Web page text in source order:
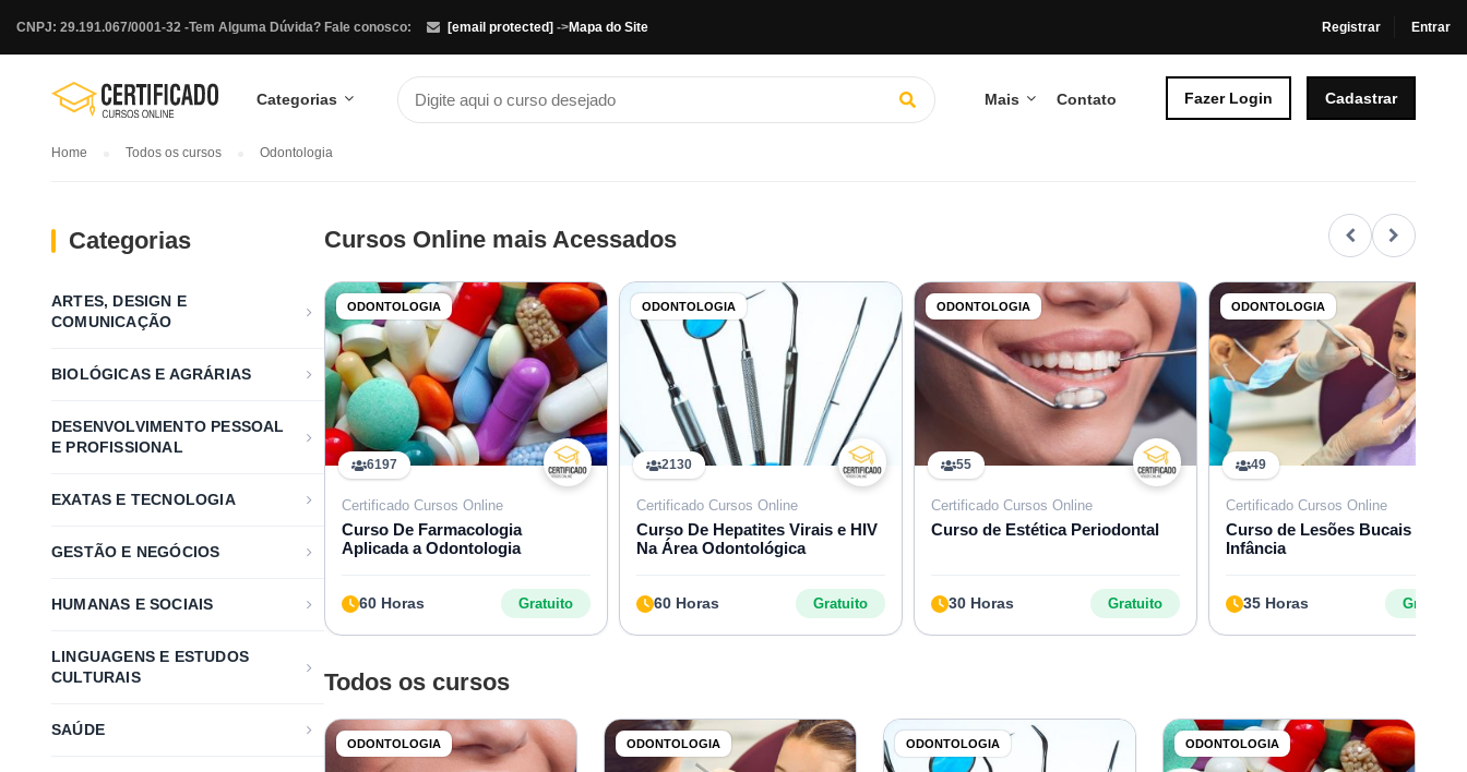
Tem Alguma Dúvida? Fale conosco: [email protected]
CNPJ: 29.191.067/0001-32 - ->Mapa do Site Registrar Entrar
Categorias Mais Contato Fazer Login Cadastrar
Home Todos os cursos Odontologia
Categorias
ARTES, DESIGN E
COMUNICAÇÃO
BIOLÓGICAS E AGRÁRIAS
DESENVOLVIMENTO PESSOAL
E PROFISSIONAL
EXATAS E TECNOLOGIA
GESTÃO E NEGÓCIOS
HUMANAS E SOCIAIS
LINGUAGENS E ESTUDOS
CULTURAIS
SAÚDE
Cursos Online mais Acessados
ODONTOLOGIA
6197
Certificado Cursos Online
Curso De Farmacologia
Aplicada a Odontologia
60 Horas Gratuito
ODONTOLOGIA
2130
Certificado Cursos Online
Curso De Hepatites Virais e HIV
Na Área Odontológica
60 Horas Gratuito
ODONTOLOGIA
55
Certificado Cursos Online
Curso de Estética Periodontal
30 Horas Gratuito
ODONTOLOGIA
49
Certificado Cursos Online
Curso de Lesões Bucais na
Infância
35 Horas Gratuito
Todos os cursos
ODONTOLOGIA ODONTOLOGIA ODONTOLOGIA ODONTOLOGIA